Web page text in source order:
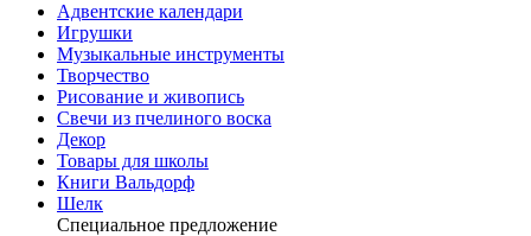
Адвентские календари
Игрушки
Музыкальные инструменты
Творчество
Рисование и живопись
Свечи из пчелиного воска
Декор
Товары для школы
Книги Вальдорф
Шелк
Специальное предложение